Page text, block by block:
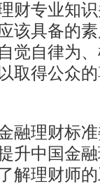
专业知识
该具备的
觉自律为
取得公众
理财标准
升中国金
解理财师